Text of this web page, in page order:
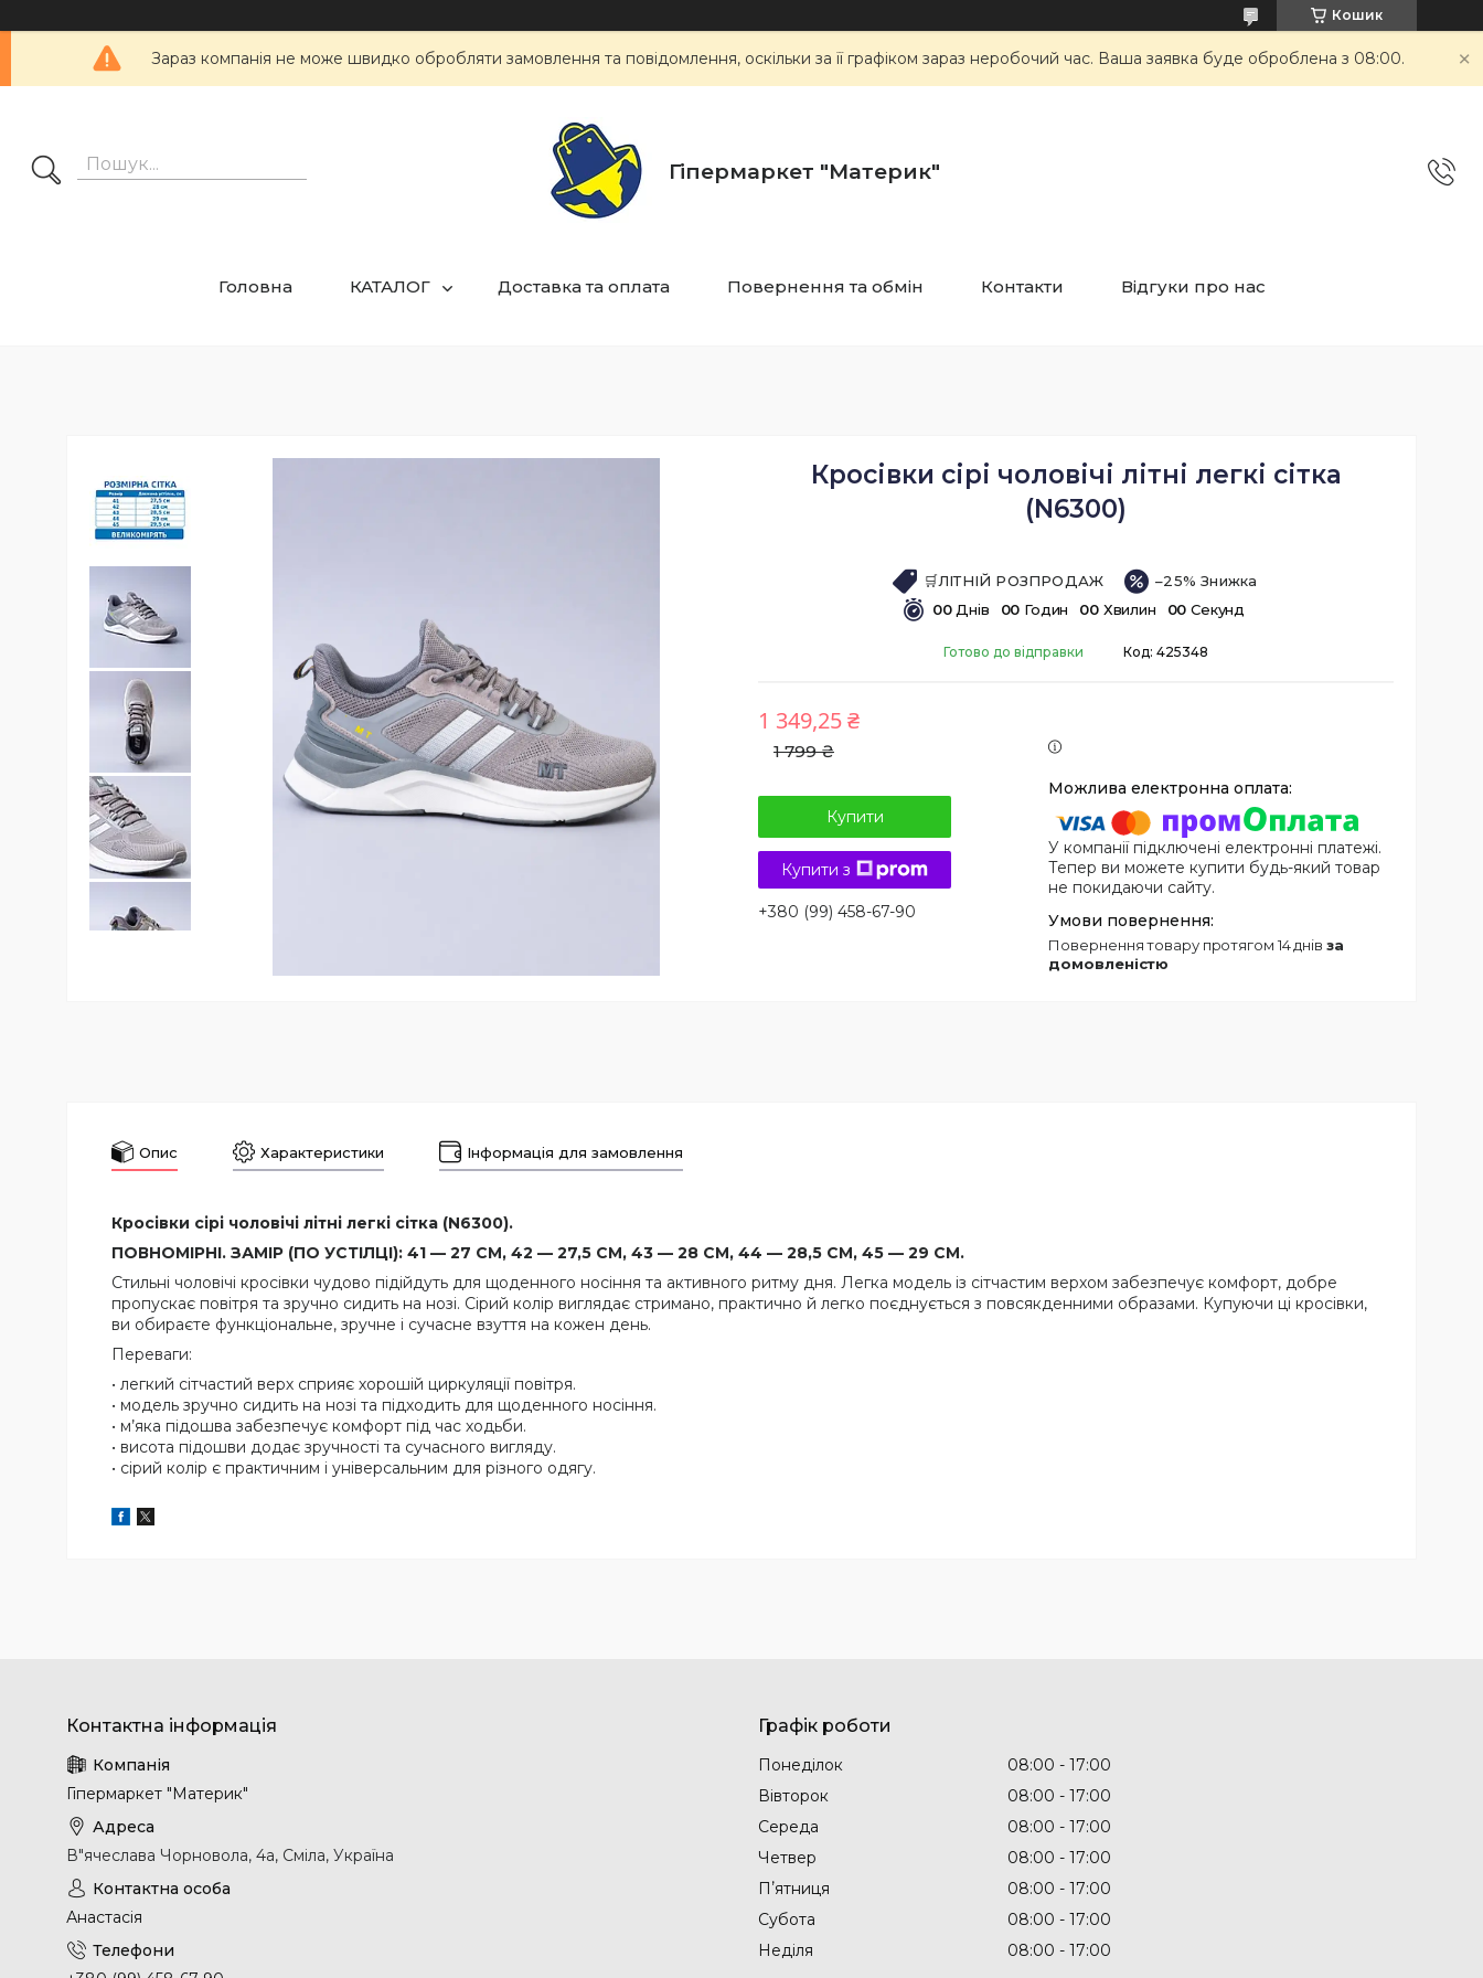
Кошик
Зараз компанія не може швидко обробляти замовлення та повідомлення, оскільки за її графіком зараз неробочий час. Ваша заявка буде оброблена з 08:00.
Гіпермаркет "Материк"
Головна КАТАЛОГ Доставка та оплата Повернення та обмін Контакти Відгуки про нас
Кросівки сірі чоловічі літні легкі сітка
(N6300)
🛒ЛІТНІЙ РОЗПРОДАЖ
–25%
00 Днів 00 Годин 00 Хвилин 00 Секунд
Готово до відправки Код: 425348
1 799 ₴
1 349,25 ₴
Купити
Купити з
+380 (99) 458-67-90
У компанії підключені електронні платежі.
Тепер ви можете купити будь-який товар
не покидаючи сайту.
повернення товару протягом 14 днів за
домовленістю
Опис Характеристики Інформація для замовлення
Кросівки сірі чоловічі літні легкі сітка (N6300).
ПОВНОМІРНІ. ЗАМІР (ПО УСТІЛЦІ): 41 — 27 СМ, 42 — 27,5 СМ, 43 — 28 СМ, 44 — 28,5 СМ, 45 — 29 СМ.
Стильні чоловічі кросівки чудово підійдуть для щоденного носіння та активного ритму дня. Легка модель із сітчастим верхом забезпечує комфорт, добре
пропускає повітря та зручно сидить на нозі. Сірий колір виглядає стримано, практично й легко поєднується з повсякденними образами. Купуючи ці кросівки,
ви обираєте функціональне, зручне і сучасне взуття на кожен день.
Переваги:
• легкий сітчастий верх сприяє хорошій циркуляції повітря.
• модель зручно сидить на нозі та підходить для щоденного носіння.
• м’яка підошва забезпечує комфорт під час ходьби.
• висота підошви додає зручності та сучасного вигляду.
• сірий колір є практичним і універсальним для різного одягу.
Гіпермаркет "Материк"
В"ячеслава Чорновола, 4а, Сміла, Україна
Анастасія
Графік роботи
Понеділок 08:00
17:00
Вівторок
08:00
17:00
Середа
08:00
17:00
Четвер
08:00
17:00
Пʼятниця
08:00
17:00
Субота
08:00
17:00
Неділя
08:00 17:00